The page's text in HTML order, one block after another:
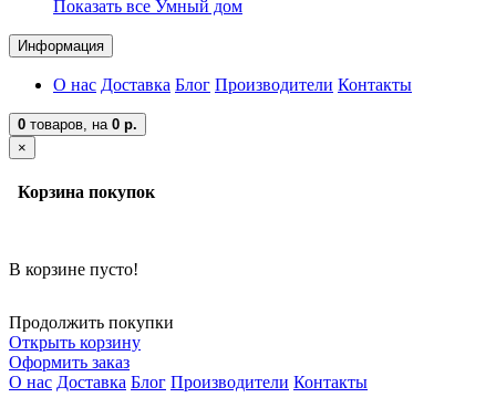
Показать все Умный дом
Информация
О нас Доставка Блог Производители Контакты
0 товаров, на 0 р.
×
Корзина покупок
В корзине пусто!
Продолжить покупки
Открыть корзину
Оформить заказ
О нас Доставка Блог Производители Контакты